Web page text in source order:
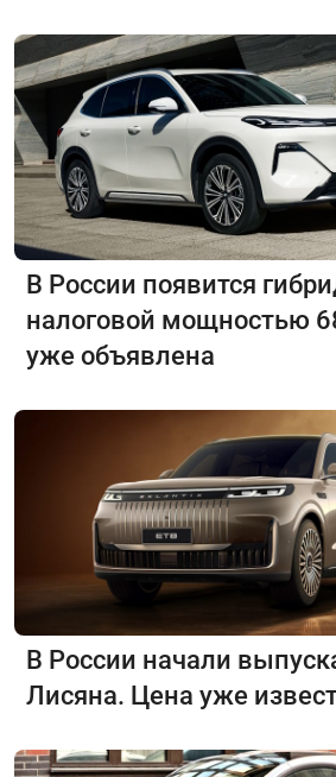
В России появится
налоговой мощностью
уже объявлена
В России начали
Лисяна. Цена уже